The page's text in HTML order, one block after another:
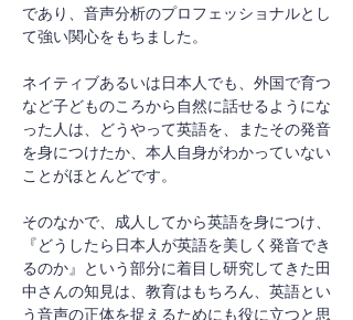
であり、音声分析のプロフェッショナルとし
て強い関心をもちました。
ネイティブあるいは日本人でも、外国で育つ
など子どものころから自然に話せるようにな
った人は、どうやって英語を、またその発音
を身につけたか、本人自身がわかっていない
ことがほとんどです。
そのなかで、成人してから英語を身につけ、
『どうしたら日本人が英語を美しく発音でき
るのか』という部分に着目し研究してきた田
中さんの知見は、教育はもちろん、英語とい
う音声の正体を捉えるためにも役に立つと思